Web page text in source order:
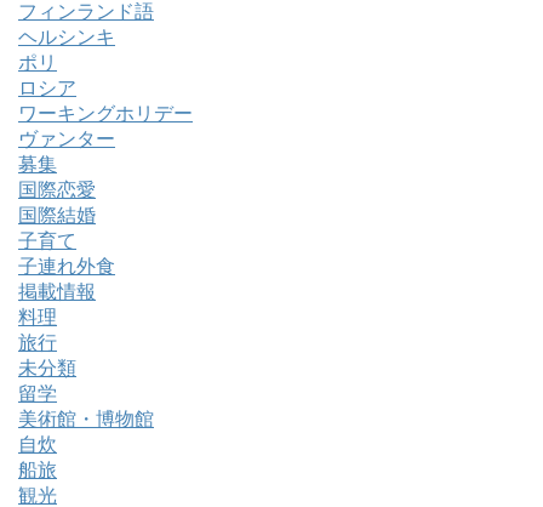
フィンランド語
ヘルシンキ
ポリ
ロシア
ワーキングホリデー
ヴァンター
募集
国際恋愛
国際結婚
子育て
子連れ外食
掲載情報
料理
旅行
未分類
留学
美術館・博物館
自炊
船旅
観光